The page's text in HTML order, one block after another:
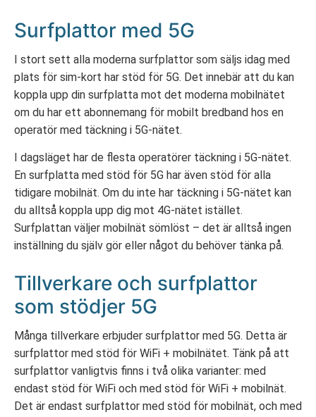
Surfplattor med 5G
I stort sett alla moderna surfplattor som säljs idag med
plats för sim-kort har stöd för 5G. Det innebär att du kan
koppla upp din surfplatta mot det moderna mobilnätet
om du har ett abonnemang för mobilt bredband hos en
operatör med täckning i 5G-nätet.
I dagsläget har de flesta operatörer täckning i 5G-nätet.
En surfplatta med stöd för 5G har även stöd för alla
tidigare mobilnät. Om du inte har täckning i 5G-nätet kan
du alltså koppla upp dig mot 4G-nätet istället.
Surfplattan väljer mobilnät sömlöst – det är alltså ingen
inställning du själv gör eller något du behöver tänka på.
Tillverkare och surfplattor
som stödjer 5G
Många tillverkare erbjuder surfplattor med 5G. Detta är
surfplattor med stöd för WiFi + mobilnätet. Tänk på att
surfplattor vanligtvis finns i två olika varianter: med
endast stöd för WiFi och med stöd för WiFi + mobilnät.
Det är endast surfplattor med stöd för mobilnät, och med